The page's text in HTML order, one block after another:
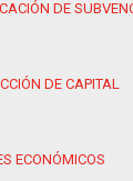
DE
DE CAPITAL
ECONÓMICOS